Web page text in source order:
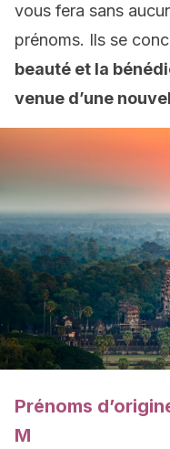
vous fera sans
prénoms. Ils se
beauté et la
venue d’une
Prénoms
M